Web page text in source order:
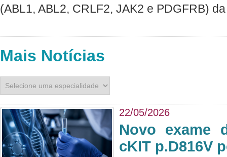
(ABL1, ABL2, CRLF2, JAK2 e PDGFRB)
Mais Notícias
22/05/2026
Novo exame
cKIT p.D816V